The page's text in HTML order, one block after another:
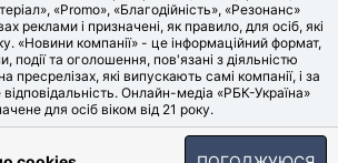
«Promo», «Благодійність», «Резонанс»
реклами і призначені, як правило, для осіб, які
«Новини компанії» - це інформаційний формат,
події та оголошення, пов'язані з діяльністю
пресрелізах, які випускають самі компанії, і за
відповідальність. Онлайн-медіа «РБК-Україна»
для осіб віком від 21 року.
«UBT MEDIA», 2006-2026.